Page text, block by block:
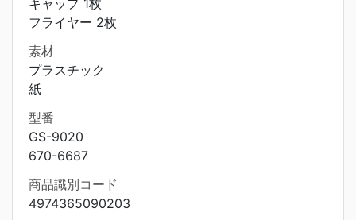
キャップ 1枚
フライヤー 2枚
素材
プラスチック
紙
型番
GS-9020
670-6687
商品識別コード
4974365090203